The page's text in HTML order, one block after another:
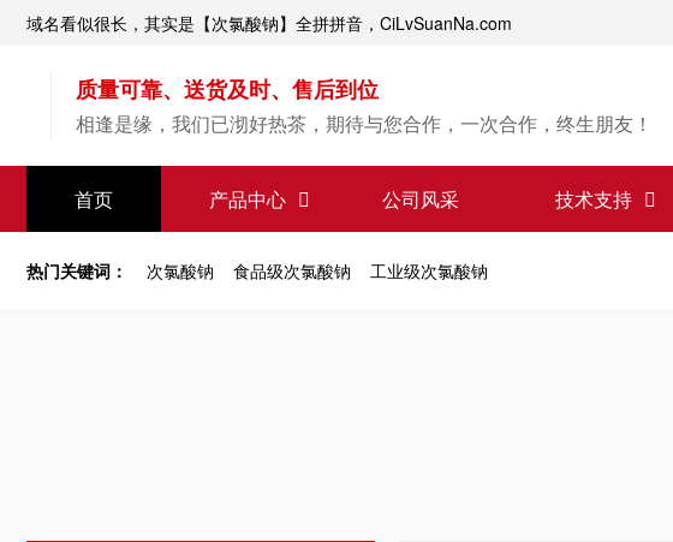
域名看似很长，其实是【次氯酸钠】全拼拼音，CiLvSuanNa.com
质量可靠、送货及时、售后到位
相逢是缘，我们已沏好热茶，期待与您合作，一次合作，终生朋友！
首页 产品中心 公司风采 技术支持
【次氯酸钠】源头直供
专业经验，值得信赖
热门关键词： 次氯酸钠 食品级次氯酸钠 工业级次氯酸钠